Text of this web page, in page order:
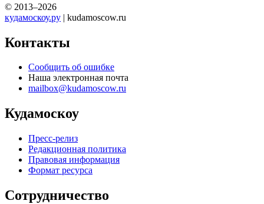
© 2013–2026
кудамоскоу.ру | kudamoscow.ru
Контакты
Сообщить об ошибке
Наша электронная почта
mailbox@kudamoscow.ru
Кудамоскоу
Пресс-релиз
Редакционная политика
Правовая информация
Формат ресурса
Сотрудничество